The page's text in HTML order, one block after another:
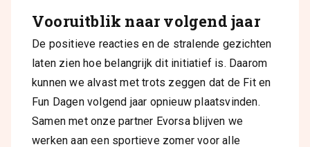
Vooruitblik naar volgend jaar
De positieve reacties en de stralende gezichten
laten zien hoe belangrijk dit initiatief is. Daarom
kunnen we alvast met trots zeggen dat de Fit en
Fun Dagen volgend jaar opnieuw plaatsvinden.
Samen met onze partner Evorsa blijven we
werken aan een sportieve zomer voor alle